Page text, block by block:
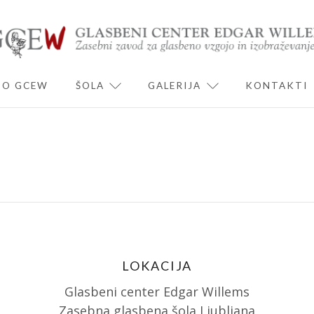
CHILD MENU
O GCEW ŠOLA EXPAND CHILD MENU
GALERIJA EXPAND CHILD
KONTAKTI
LOKACIJA
Glasbeni center Edgar Willems
Zasebna glasbena šola Ljubljana